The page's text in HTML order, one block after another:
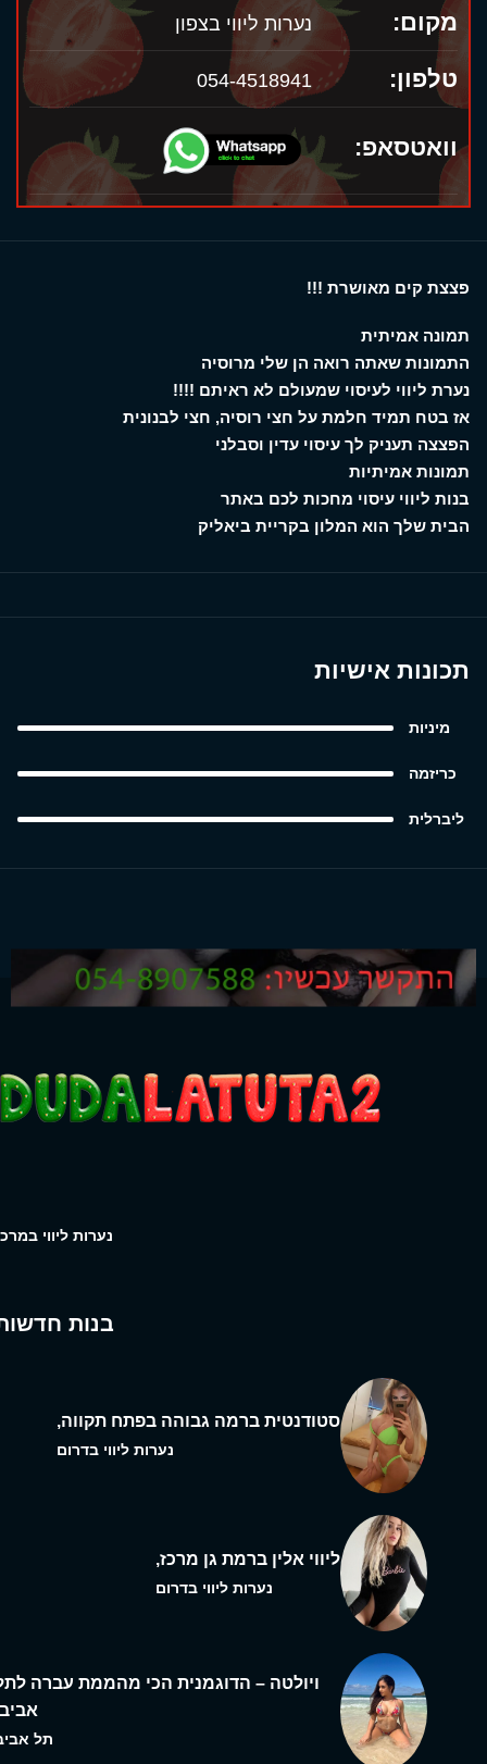
מקום: נערות ליווי בצפון
טלפון: 054-4518941
וואטסאפ:
פצצת קים מאושרת !!!
תמונה אמיתית
התמונות שאתה רואה הן שלי מרוסיה
נערת ליווי לעיסוי שמעולם לא ראיתם !!!!
אז בטח תמיד חלמת על חצי רוסיה, חצי לבנונית
הפצצה תעניק לך עיסוי עדין וסבלני
תמונות אמיתיות
בנות ליווי עיסוי מחכות לכם באתר
הבית שלך הוא המלון בקריית ביאליק
תכונות אישיות
מיניות
כריזמה
ליברלית
נערות ליווי
בנות
סטודנטית ברמה גבוהה בפתח תקווה,
נערות ליווי בדרום
ליווי אלין ברמת גן מרכז,
נערות ליווי בדרום
ויולטה – הדוגמנית הכי מהממת עברה
תל